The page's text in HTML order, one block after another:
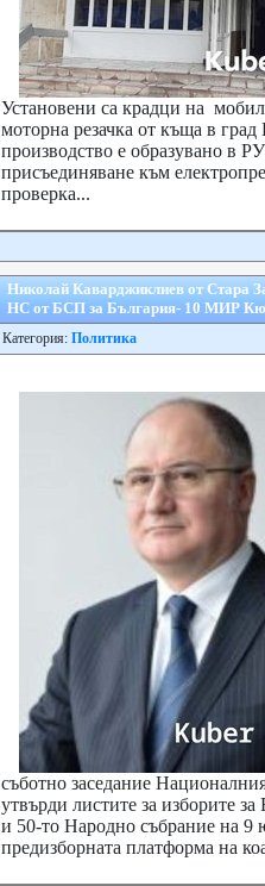
Установени са крадци на
моторна резачка от къща в
производство е образувано в
присъединяване към
проверка...
Николай Каварджиклиев от Стара
НС от БСП за България- 10 МИР
Категория: Политика
съботно заседание
утвърди листите за изборите
и 50-то Народно събрание на 9
предизборната платформа на